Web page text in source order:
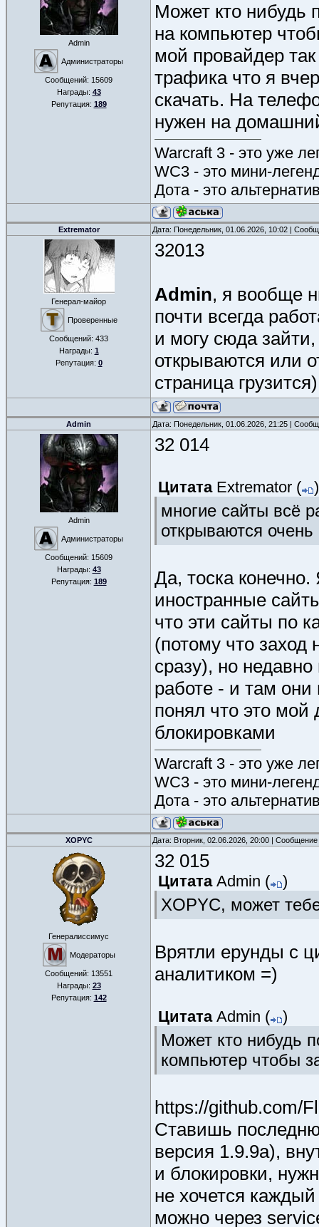
Admin
Администраторы
Сообщений: 15609
Награды: 43
Репутация: 189
Может кто нибудь
на компьютер
мой провайдер так
трафика что я
скачать. На
нужен на
Warcraft 3 - это уже
WC3 - это мини-
Дота - это
Extremator Дата: Понедельник, 01.06.2026, 10:02 |
Генерал-майор
Проверенные
Сообщений: 433
Награды: 1
Репутация: 0
32013
Admin, я вообще
почти всегда
и могу сюда
открываются или
страница
Admin Дата: Понедельник, 01.06.2026, 21:25 |
Admin
Администраторы
Сообщений: 15609
Награды: 43
Репутация: 189
32 014
Цитата Extremator ( )
многие сайты всё
открываются
Да, тоска
иностранные
что эти сайты по
(потому что заход
сразу), но
работе - и там они
понял что это мой
блокировками
Warcraft 3 - это уже
WC3 - это мини-
Дота - это
XOPYC Дата: Вторник, 02.06.2026, 20:00 |
Генералиссимус
Модераторы
Сообщений: 13551
Награды: 23
Репутация: 142
32 015
Цитата Admin ( )
XOPYC, может
Врятли ерунды с
аналитиком =)
Цитата Admin ( )
Может кто нибудь
компьютер чтобы
https://github.com/
Ставишь
версия 1.9.9a),
и блокировки,
не хочется каждый
можно через